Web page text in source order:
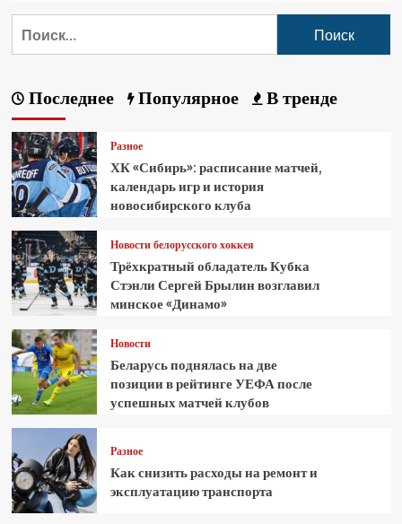
Последнее Популярное В тренде
Разное
ХК «Сибирь»: расписание матчей,
календарь игр и история
новосибирского клуба
Новости белорусского хоккея
Трёхкратный обладатель Кубка
Стэнли Сергей Брылин возглавил
минское «Динамо»
Новости
Беларусь поднялась на две
позиции в рейтинге УЕФА после
успешных матчей клубов
Разное
Как снизить расходы на ремонт и
эксплуатацию транспорта